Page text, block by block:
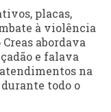
placas,
à violência
abordava
e falava
na
todo o